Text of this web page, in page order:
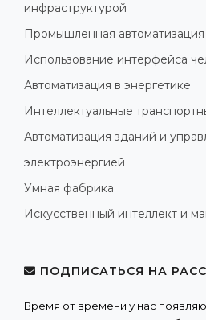
инфраструктурой
Промышленная автоматизация
Использование интерфейса
Автоматизация в энергетике
Интеллектуальные
Автоматизация зданий и
электроэнергией
Умная фабрика
Искусственный интеллект и
ПОДПИСАТЬСЯ НА
Время от времени у нас